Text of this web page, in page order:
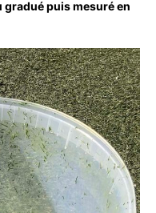
gradué puis mesuré en